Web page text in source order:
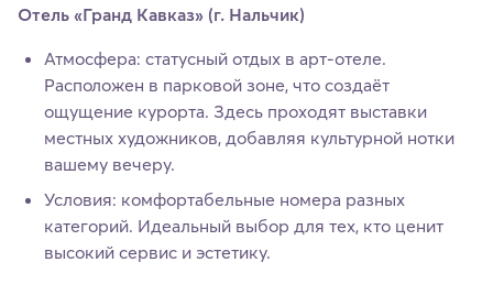
Отель «Гранд Кавказ» (г. Нальчик)
Атмосфера: статусный отдых в арт-отеле.
Расположен в парковой зоне, что создаёт
ощущение курорта. Здесь проходят выставки
местных художников, добавляя культурной нотки
вашему вечеру.
Условия: комфортабельные номера разных
категорий. Идеальный выбор для тех, кто ценит
высокий сервис и эстетику.